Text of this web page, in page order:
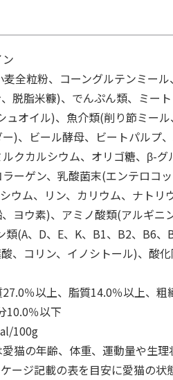
デオトイレ 飛び散
らない消臭・抗菌サ
ンド 4L
(送料別・税込)
無添加良品 カムカ
ムデンタルコーン
ぐるぐるボーン型
(送料別・税込)
麦全粒粉、コーングルテンミー
脱脂米糠)、でんぷん類、ミー
ュオイル)、魚介類(削り節ミー
)、ビール酵母、ビートパルプ
クカルシウム、オリゴ糖、β-グ
ーゲン、乳酸菌末(エンテロコ
ウム、リン、カリウム、ナトリ
ヨウ素)、アミノ酸類(アルギニ
類(A、D、E、K、B1、B2、B6、
、コリン、イノシトール)、酸
27.0％以上、脂質14.0％以上、粗
10.0％以下
100g
愛猫の年齢、体重、運動量や生
ージ記載の表を目安に愛猫の状